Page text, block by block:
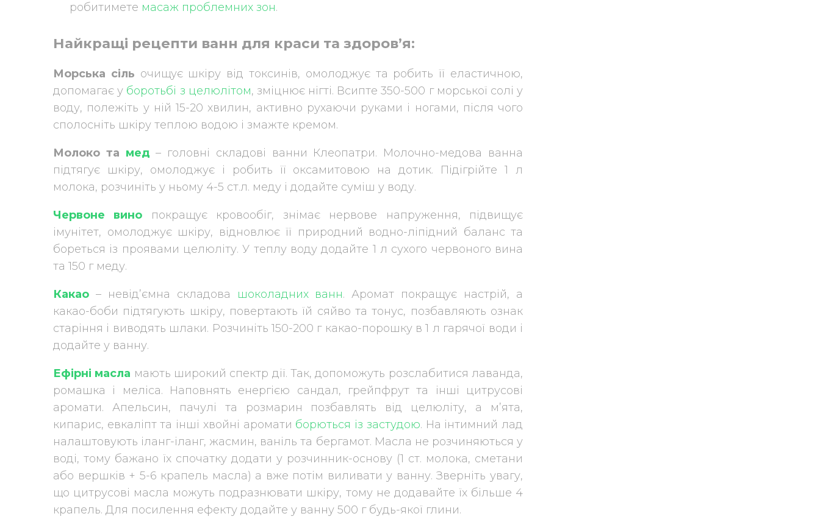
робитимете масаж проблемних зон.
Найкращі рецепти ванн для краси та здоров’я:
Морська сіль очищує шкіру від токсинів, омолоджує та робить її еластичною,
допомагає у боротьбі з целюлітом, зміцнює нігті. Всипте 350-500 г морської солі у
воду, полежіть у ній 15-20 хвилин, активно рухаючи руками і ногами, після чого
сполосніть шкіру теплою водою і змажте кремом.
Молоко та мед – головні складові ванни Клеопатри. Молочно-медова ванна
підтягує шкіру, омолоджує і робить її оксамитовою на дотик. Підігрійте 1 л
молока, розчиніть у ньому 4-5 ст.л. меду і додайте суміш у воду.
Червоне вино покращує кровообіг, знімає нервове напруження, підвищує
імунітет, омолоджує шкіру, відновлює її природний водно-ліпідний баланс та
бореться із проявами целюліту. У теплу воду додайте 1 л сухого червоного вина
та 150 г меду.
Какао – невід’ємна складова шоколадних ванн. Аромат покращує настрій, а
какао-боби підтягують шкіру, повертають їй сяйво та тонус, позбавляють ознак
старіння і виводять шлаки. Розчиніть 150-200 г какао-порошку в 1 л гарячої води і
додайте у ванну.
Ефірні масла мають широкий спектр дії. Так, допоможуть розслабитися лаванда,
ромашка і меліса. Наповнять енергією сандал, грейпфрут та інші цитрусові
аромати. Апельсин, пачулі та розмарин позбавлять від целюліту, а м’ята,
кипарис, евкаліпт та інші хвойні аромати борються із застудою. На інтимний лад
налаштовують іланг-іланг, жасмин, ваніль та бергамот. Масла не розчиняються у
воді, тому бажано їх спочатку додати у розчинник-основу (1 ст. молока, сметани
або вершків + 5-6 крапель масла) а вже потім виливати у ванну. Зверніть увагу,
що цитрусові масла можуть подразнювати шкіру, тому не додавайте їх більше 4
крапель. Для посилення ефекту додайте у ванну 500 г будь-якої глини.